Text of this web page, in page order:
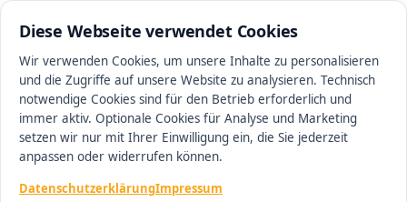
Diese Webseite verwendet Cookies
Wir verwenden Cookies, um unsere Inhalte zu personalisieren
und die Zugriffe auf unsere Website zu analysieren. Technisch
notwendige Cookies sind für den Betrieb erforderlich und
immer aktiv. Optionale Cookies für Analyse und Marketing
setzen wir nur mit Ihrer Einwilligung ein, die Sie jederzeit
anpassen oder widerrufen können.
DatenschutzerklärungImpressum